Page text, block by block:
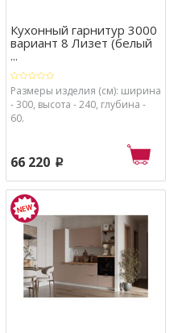
Кухонный гарнитур 3000
вариант 8 Лизет (белый
...
Размеры изделия (см): ширина
- 300, высота - 240, глубина -
60.
66 220 p